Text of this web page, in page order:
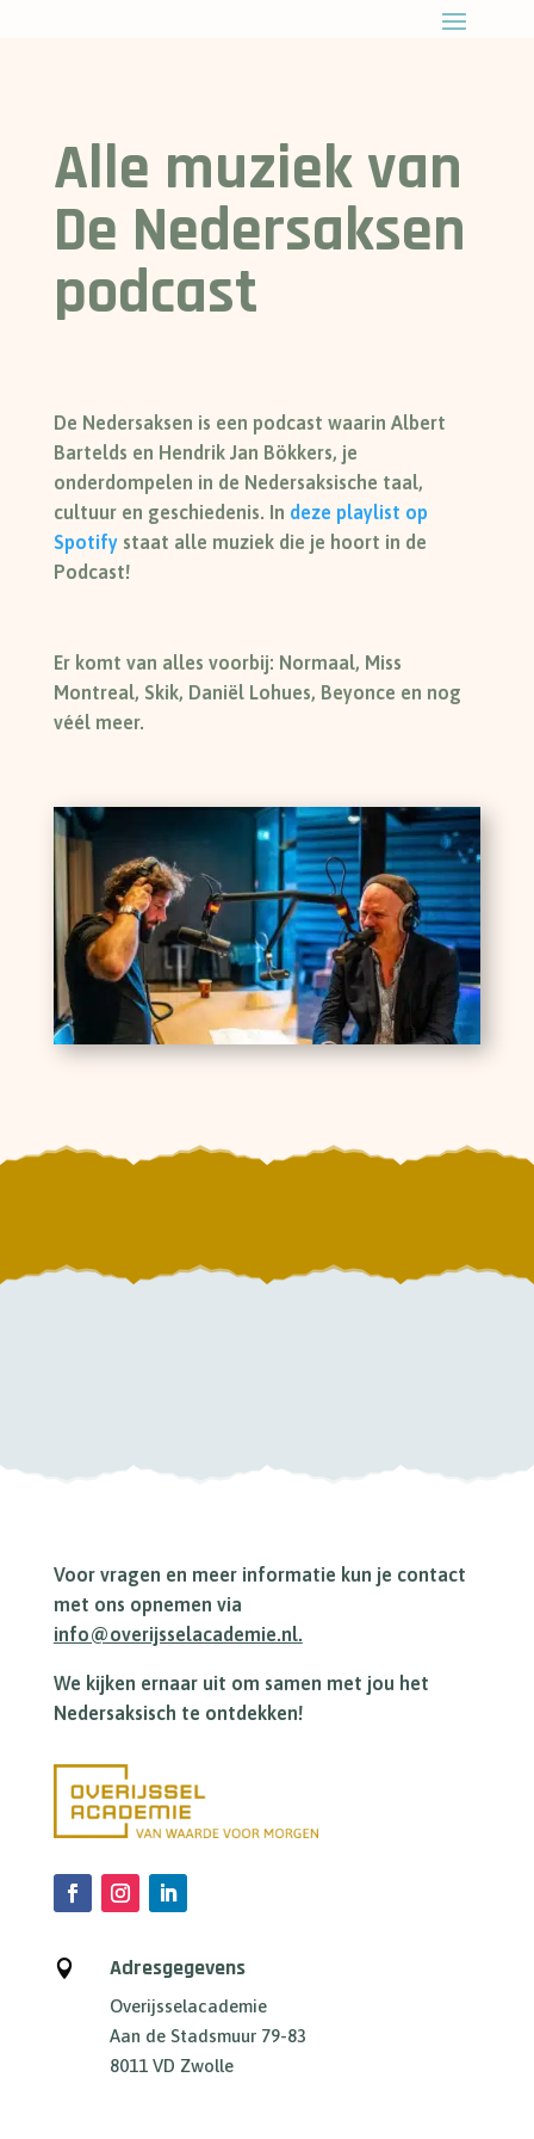
Alle muziek van
De Nedersaksen
podcast
De Nedersaksen is een podcast waarin Albert
Bartelds en Hendrik Jan Bökkers, je
onderdompelen in de Nedersaksische taal,
cultuur en geschiedenis. In deze playlist op
Spotifystaat alle muziek die je hoort in de
Podcast!
Er komt van alles voorbij: Normaal, Miss
Montreal, Skik, Daniël Lohues, Beyonce en nog
véél meer.
Voor vragen en meer informatie kun je contact
met ons opnemen via
info@overijsselacademie.nl.
We kijken ernaar uit om samen met jou het
Nedersaksisch te ontdekken!
 Adresgegevens
Overijsselacademie
Aan de Stadsmuur 79-83
8011 VD Zwolle